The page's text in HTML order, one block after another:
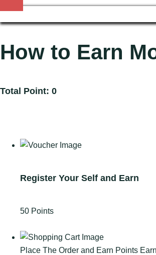
How to Earn
Total Point: 0
Register Your Self and Earn
50 Points
Place The Order and Earn Points